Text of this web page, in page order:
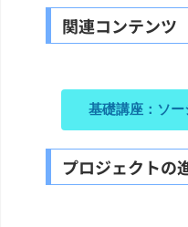
関連コンテンツ
基礎講座：ソ
プロジェクトの